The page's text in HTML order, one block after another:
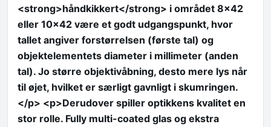
<strong>håndkikkert</strong> i området 8×42
eller 10×42 være et godt udgangspunkt, hvor
tallet angiver forstørrelsen (første tal) og
objektelementets diameter i millimeter (anden
tal). Jo større objektivåbning, desto mere lys når
til øjet, hvilket er særligt gavnligt i skumringen.
</p> <p>Derudover spiller optikkens kvalitet en
stor rolle. Fully multi-coated glas og ekstra